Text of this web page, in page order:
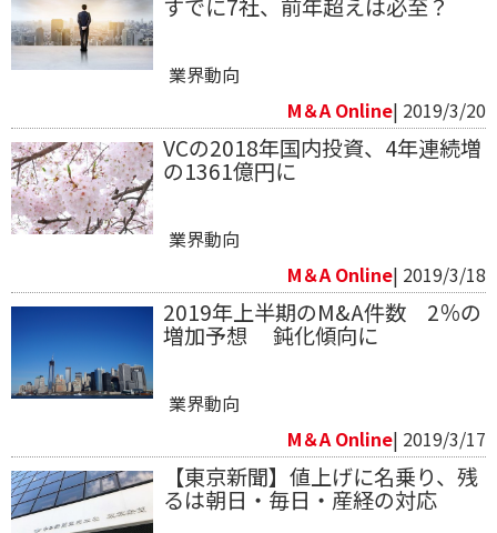
すでに7社、前年超えは必至？
業界動向
M＆A Online| 2019/3/20
VCの2018年国内投資、4年連続増
の1361億円に
業界動向
M＆A Online| 2019/3/18
2019年上半期のM&A件数 2％の
増加予想 鈍化傾向に
業界動向
M＆A Online| 2019/3/17
【東京新聞】値上げに名乗り、残
るは朝日・毎日・産経の対応